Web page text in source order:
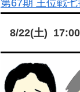
第67期 王位戦七
8/22(土)